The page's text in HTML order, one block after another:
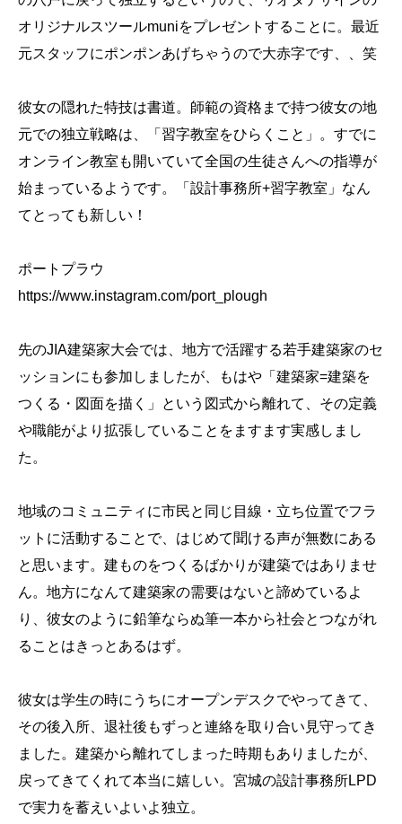
オリジナルスツールmuniをプレゼントすることに。最近
元スタッフにポンポンあげちゃうので大赤字です、、笑
彼女の隠れた特技は書道。師範の資格まで持つ彼女の地
元での独立戦略は、「習字教室をひらくこと」。すでに
オンライン教室も開いていて全国の生徒さんへの指導が
始まっているようです。「設計事務所+習字教室」なん
てとっても新しい！
ポートプラウ
https://www.instagram.com/port_plough
先のJIA建築家大会では、地方で活躍する若手建築家のセ
ッションにも参加しましたが、もはや「建築家=建築を
つくる・図面を描く」という図式から離れて、その定義
や職能がより拡張していることをますます実感しまし
た。
地域のコミュニティに市民と同じ目線・立ち位置でフラ
ットに活動することで、はじめて聞ける声が無数にある
と思います。建ものをつくるばかりが建築ではありませ
ん。地方になんて建築家の需要はないと諦めているよ
り、彼女のように鉛筆ならぬ筆一本から社会とつながれ
ることはきっとあるはず。
彼女は学生の時にうちにオープンデスクでやってきて、
その後入所、退社後もずっと連絡を取り合い見守ってき
ました。建築から離れてしまった時期もありましたが、
戻ってきてくれて本当に嬉しい。宮城の設計事務所LPD
で実力を蓄えいよいよ独立。